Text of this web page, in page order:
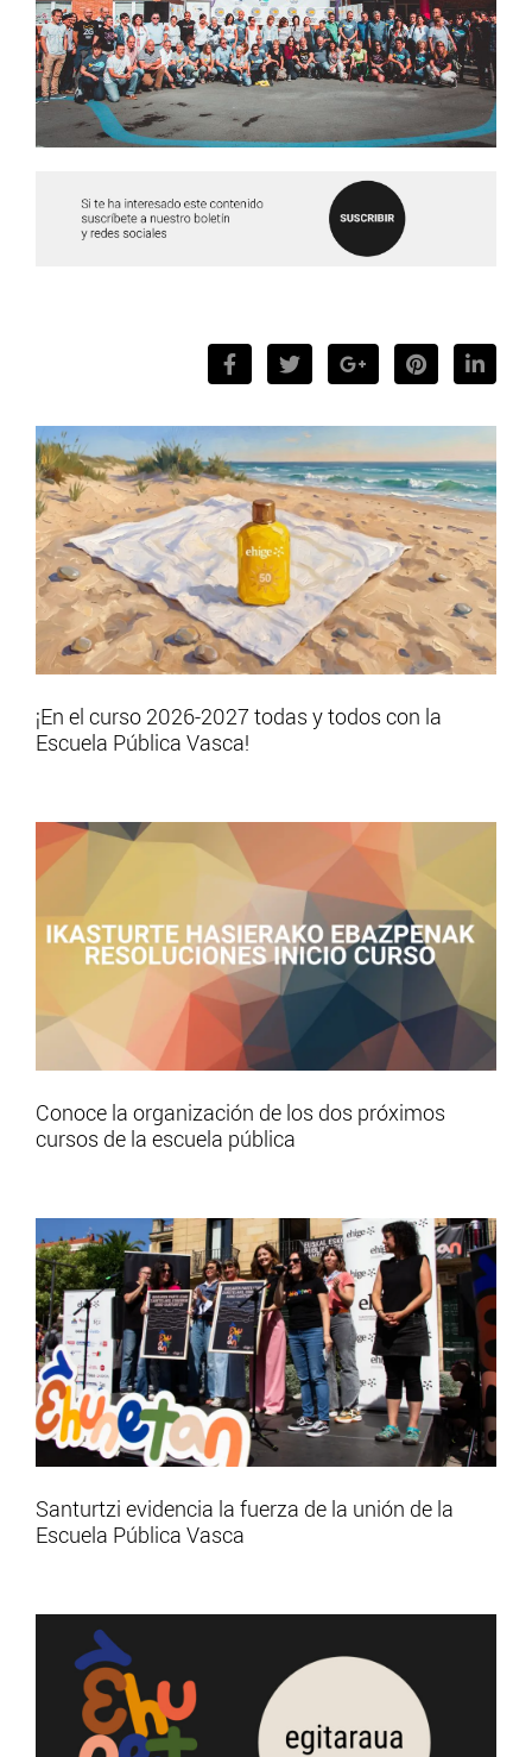
¡En el curso 2026-2027 todas y todos con la
Escuela Pública Vasca!
Conoce la organización de los dos próximos
cursos de la escuela pública
Santurtzi evidencia la fuerza de la unión de la
Escuela Pública Vasca